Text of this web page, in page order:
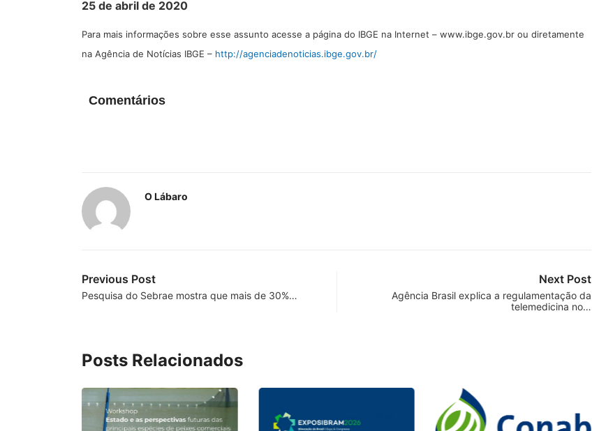
25 de abril de 2020
Para mais informações sobre esse assunto acesse a página do IBGE na Internet – www.ibge.gov.br ou diretamente
na Agência de Notícias IBGE – http://agenciadenoticias.ibge.gov.br/
Comentários
O Lábaro
Previous Post
Pesquisa do Sebrae mostra que mais de 30%…
Next Post
Agência Brasil explica a regulamentação da
telemedicina no…
Posts Relacionados